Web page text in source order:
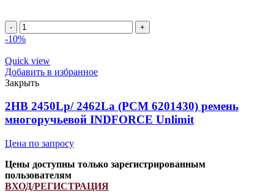
Ремень
629769.1/
344311117
INDFORCE
quantity
-10%
Quick view
Добавить в избранное
Закрыть
2HB 2450Lp/ 2462La (PCM 6201430) ремень
многоручьевой INDFORCE Unlimit
Цена по запросу
Цены доступны только зарегистрированным
пользователям
ВХОД/РЕГИСТРАЦИЯ